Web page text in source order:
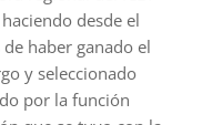
desde el
haber ganado el
y seleccionado
por la función